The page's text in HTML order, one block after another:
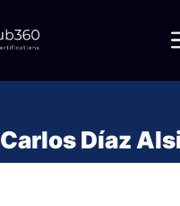
Carlos Díaz